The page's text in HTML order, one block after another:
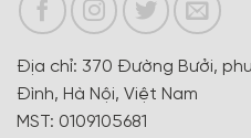
Địa chỉ: 370 Đường Bưởi,
Đình, Hà Nội, Việt Nam
MST: 0109105681